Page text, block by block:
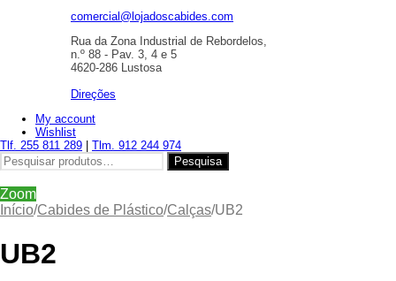
comercial@lojadoscabides.com
Rua da Zona Industrial de Rebordelos,
n.º 88 - Pav. 3, 4 e 5
4620-286 Lustosa
Direções
My account
Wishlist
Tlf. 255 811 289
Tlm. 912 244 974
Pesquisar
por:
Pesquisa
Zoom
Início/Cabides de Plástico/Calças/UB2
UB2